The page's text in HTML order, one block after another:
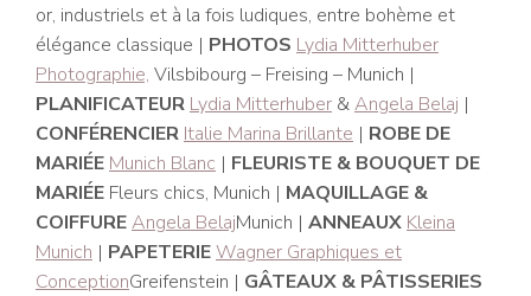
or, industriels et à la fois ludiques, entre bohème et
élégance classique | PHOTOS Lydia Mitterhuber
Photographie, Vilsbibourg – Freising – Munich |
PLANIFICATEUR Lydia Mitterhuber &Angela Belaj |
CONFÉRENCIER Italie Marina Brillante | ROBE DE
MARIÉE Munich Blanc | FLEURISTE & BOUQUET DE
MARIÉE Fleurs chics, Munich | MAQUILLAGE &
COIFFUREAngela BelajMunich | ANNEAUX Kleina
Munich | PAPETERIEWagner Graphiques et
ConceptionGreifenstein | GÂTEAUX & PÂTISSERIES